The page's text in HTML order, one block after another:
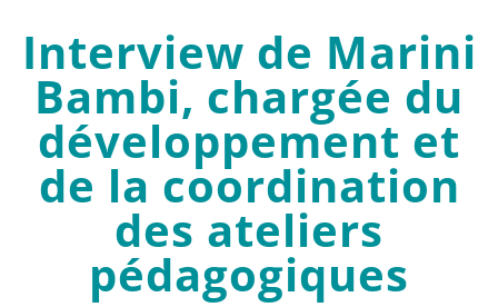
Interview de Marini
Bambi, chargée du
développement et
de la coordination
des ateliers
pédagogiques